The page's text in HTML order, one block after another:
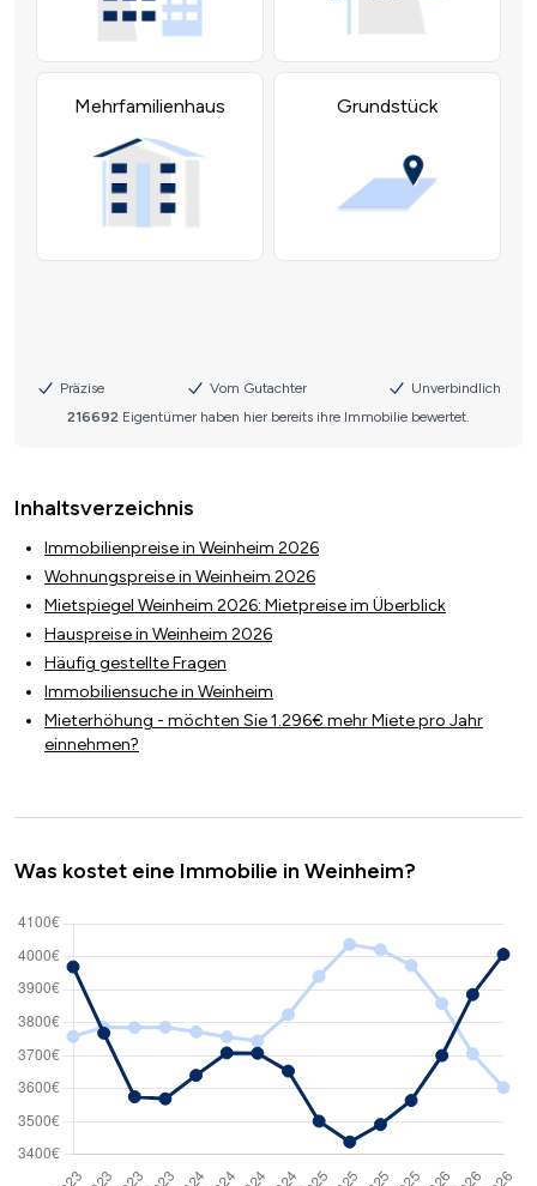
Inhaltsverzeichnis
Immobilienpreise in Weinheim 2026
Wohnungspreise in Weinheim 2026
Mietspiegel Weinheim 2026: Mietpreise im Überblick
Hauspreise in Weinheim 2026
Häufig gestellte Fragen
Immobiliensuche in Weinheim
Mieterhöhung - möchten Sie 1.296€ mehr Miete pro Jahr
einnehmen?
Was kostet eine Immobilie in Weinheim?